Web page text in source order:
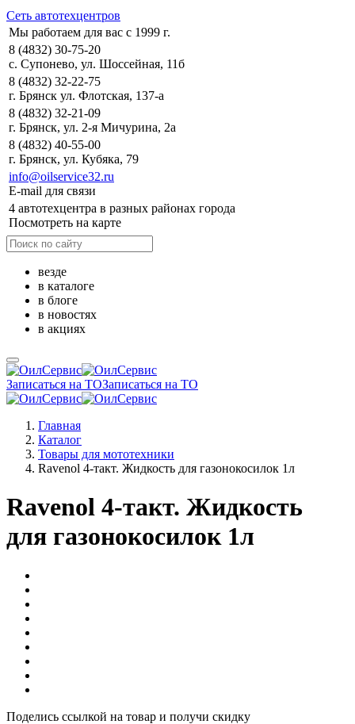
Сеть автотехцентров
Мы работаем для вас с 1999 г.
8 (4832) 30-75-20
с. Супонево, ул. Шоссейная, 11б
8 (4832) 32-22-75
г. Брянск ул. Флотская, 137-а
8 (4832) 32-21-09
г. Брянск, ул. 2-я Мичурина, 2а
8 (4832) 40-55-00
г. Брянск, ул. Кубяка, 79
info@oilservice32.ru
E-mail для связи
4 автотехцентра в разных районах города
Посмотреть на карте
везде
в каталоге
в блоге
в новостях
в акциях
Записаться на ТОЗаписаться на ТО
Главная
Каталог
Товары для мототехники
Ravenol 4-такт. Жидкость для газонокосилок 1л
Ravenol 4-такт. Жидкость
для газонокосилок 1л
Поделись ссылкой на товар и получи скидку